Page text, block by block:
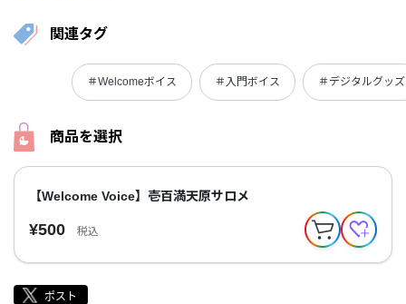
関連タグ
＃Welcomeボイス ＃入門ボイス ＃デジタルグッズ
商品を選択
【Welcome Voice】壱百満天原サロメ
¥500 税込